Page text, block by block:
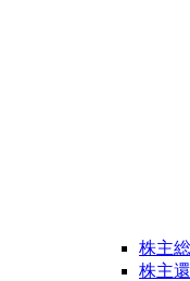
株主
株主